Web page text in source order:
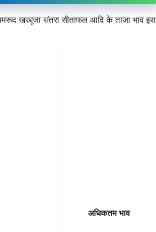
खरबूजा संतरा सीताफल आदि के ताजा भाव इस
अधिकतम भाव